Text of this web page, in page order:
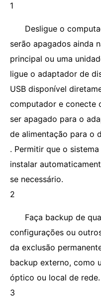
1
Desligue o
serão apagados ainda
principal ou uma
ligue o adaptador de
USB disponível
computador e conecte
ser apagado para o
de alimentação para o
. Permitir que o
instalar
se necessário.
2
Faça backup de
configurações ou
da exclusão
backup externo, como
óptico ou local de rede.
3